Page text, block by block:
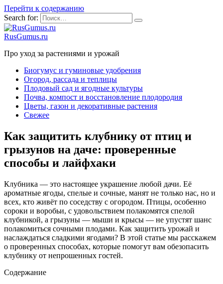
Перейти к содержанию
Search for:
RusGumus.ru
Про уход за растениями и урожай
Биогумус и гуминовые удобрения
Огород, рассада и теплицы
Плодовый сад и ягодные культуры
Почва, компост и восстановление плодородия
Цветы, газон и декоративные растения
Свежее
Как защитить клубнику от птиц и
грызунов на даче: проверенные
способы и лайфхаки
Клубника — это настоящее украшение любой дачи. Её
ароматные ягоды, спелые и сочные, манят не только нас, но и
всех, кто живёт по соседству с огородом. Птицы, особенно
сороки и воробьи, с удовольствием полакомятся спелой
клубникой, а грызуны — мыши и крысы — не упустят шанс
полакомиться сочными плодами. Как защитить урожай и
наслаждаться сладкими ягодами? В этой статье мы расскажем
о проверенных способах, которые помогут вам обезопасить
клубнику от непрошенных гостей.
Содержание